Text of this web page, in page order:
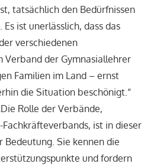
tatsächlich den Bedürfnissen
ist unerlässlich, dass das
verschiedenen
Verband der Gymnasiallehrer
Familien im Land – ernst
die Situation beschönigt.“
Rolle der Verbände,
ist in dieser
Bedeutung. Sie kennen die
und fordern